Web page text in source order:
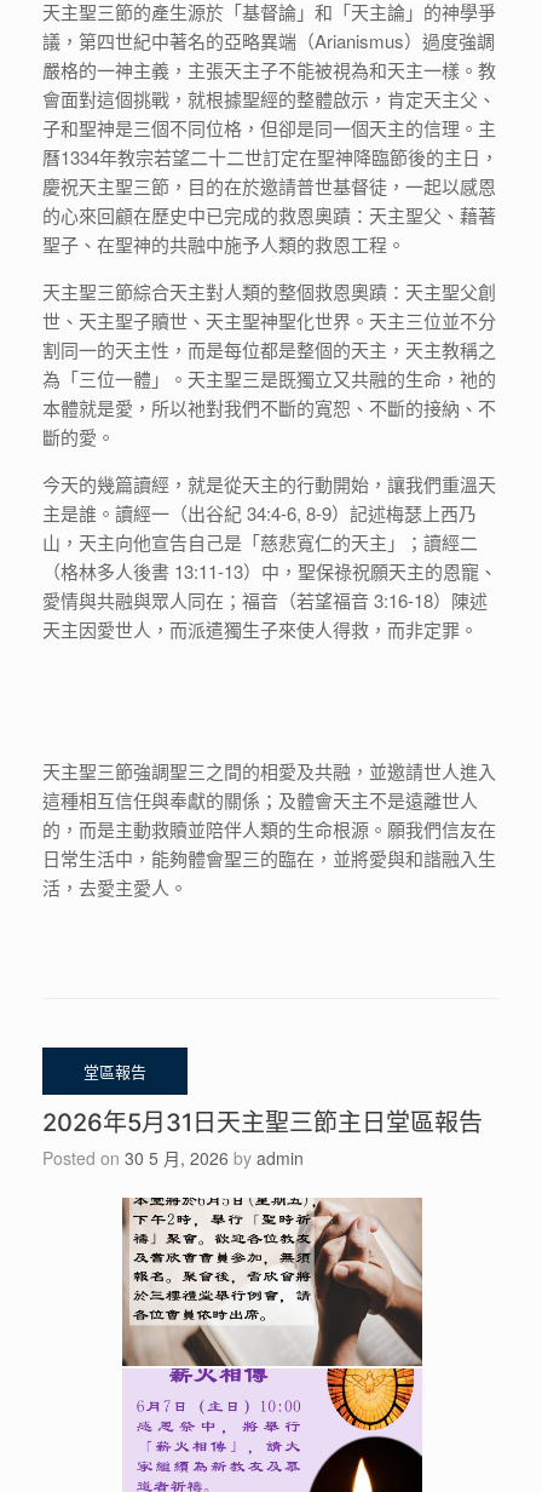
天主聖三節的產生源於「基督論」和「天主論」的神學爭
議，第四世紀中著名的亞略異端（Arianismus）過度強調
嚴格的一神主義，主張天主子不能被視為和天主一樣。教
會面對這個挑戰，就根據聖經的整體啟示，肯定天主父、
子和聖神是三個不同位格，但卻是同一個天主的信理。主
曆1334年教宗若望二十二世訂定在聖神降臨節後的主日，
慶祝天主聖三節，目的在於邀請普世基督徒，一起以感恩
的心來回顧在歷史中已完成的救恩奧蹟：天主聖父、藉著
聖子、在聖神的共融中施予人類的救恩工程。
天主聖三節綜合天主對人類的整個救恩奧蹟：天主聖父創
世、天主聖子贖世、天主聖神聖化世界。天主三位並不分
割同一的天主性，而是每位都是整個的天主，天主教稱之
為「三位一體」。天主聖三是既獨立又共融的生命，祂的
本體就是愛，所以祂對我們不斷的寬恕、不斷的接納、不
斷的愛。
今天的幾篇讀經，就是從天主的行動開始，讓我們重溫天
主是誰。讀經一（出谷紀 34:4-6, 8-9）記述梅瑟上西乃
山，天主向他宣告自己是「慈悲寬仁的天主」；讀經二
（格林多人後書 13:11-13）中，聖保祿祝願天主的恩寵、
愛情與共融與眾人同在；福音（若望福音 3:16-18）陳述
天主因愛世人，而派遣獨生子來使人得救，而非定罪。
天主聖三節強調聖三之間的相愛及共融，並邀請世人進入
這種相互信任與奉獻的關係；及體會天主不是遠離世人
的，而是主動救贖並陪伴人類的生命根源。願我們信友在
日常生活中，能夠體會聖三的臨在，並將愛與和諧融入生
活，去愛主愛人。
2026年5月31日天主聖三節主日堂區報告
Posted on 30 5 月, 2026 by admin